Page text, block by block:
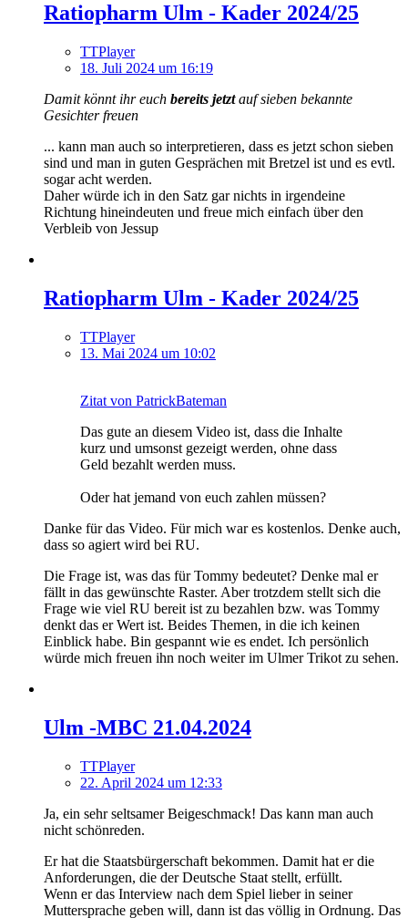
Ratiopharm Ulm - Kader 2024/25
TTPlayer
18. Juli 2024 um 16:19
Damit könnt ihr euch bereits jetztauf sieben bekannte
Gesichter freuen
... kann man auch so interpretieren, dass es jetzt schon sieben
sind und man in guten Gesprächen mit Bretzel ist und es evtl.
sogar acht werden.
Daher würde ich in den Satz gar nichts in irgendeine
Richtung hineindeuten und freue mich einfach über den
Verbleib von Jessup
Ratiopharm Ulm - Kader 2024/25
TTPlayer
13. Mai 2024 um 10:02
Zitat von PatrickBateman
Das gute an diesem Video ist, dass die Inhalte
kurz und umsonst gezeigt werden, ohne dass
Geld bezahlt werden muss.
Oder hat jemand von euch zahlen müssen?
Danke für das Video. Für mich war es kostenlos. Denke auch,
dass so agiert wird bei RU.
Die Frage ist, was das für Tommy bedeutet? Denke mal er
fällt in das gewünschte Raster. Aber trotzdem stellt sich die
Frage wie viel RU bereit ist zu bezahlen bzw. was Tommy
denkt das er Wert ist. Beides Themen, in die ich keinen
Einblick habe. Bin gespannt wie es endet. Ich persönlich
würde mich freuen ihn noch weiter im Ulmer Trikot zu sehen.
Ulm -MBC 21.04.2024
TTPlayer
22. April 2024 um 12:33
Ja, ein sehr seltsamer Beigeschmack! Das kann man auch
nicht schönreden.
Er hat die Staatsbürgerschaft bekommen. Damit hat er die
Anforderungen, die der Deutsche Staat stellt, erfüllt.
Wenn er das Interview nach dem Spiel lieber in seiner
Muttersprache geben will, dann ist das völlig in Ordnung. Das